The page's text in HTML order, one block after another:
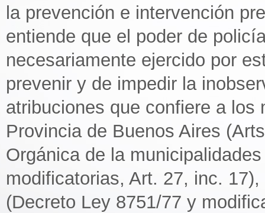
la prevención e intervención
entiende que el poder de
necesariamente ejercido por
prevenir y de impedir la
atribuciones que confiere a
Provincia de Buenos Aires
Orgánica de la
modificatorias, Art. 27, inc.
(Decreto Ley 8751/77 y